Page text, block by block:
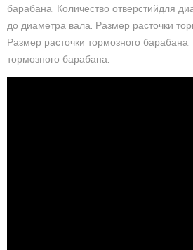
барабана. Количество отверстийдля
до диаметра вала. Размер расточки
Размер расточки тормозного
тормозного барабана.